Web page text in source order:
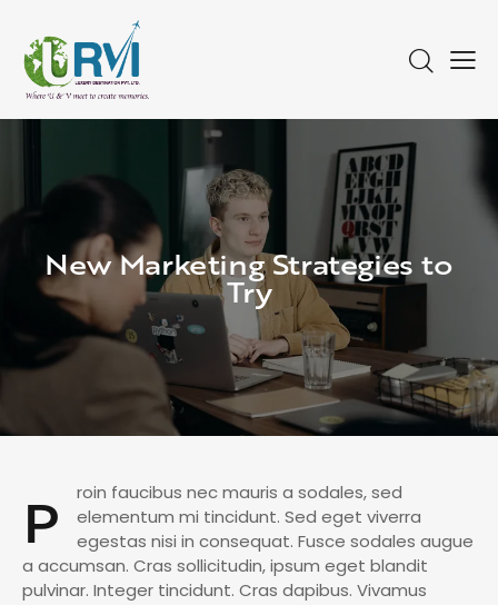
New Marketing Strategies to
Try
P
roin faucibus nec mauris a sodales, sed
elementum mi tincidunt. Sed eget viverra
egestas nisi in consequat. Fusce sodales augue
a accumsan. Cras sollicitudin, ipsum eget blandit
pulvinar. Integer tincidunt. Cras dapibus. Vivamus